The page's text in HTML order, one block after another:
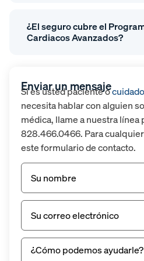
Enviar un mensaje
Si es usted paciente o
necesita hablar con alguien
médica, llame a nuestra línea
828.466.0466. Para
este formulario de contacto.
Nombre(Obligatorio)
Correo
electrónico(Obligatorio)
Sin
título(Obligatorio)
¿El seguro cubre el
Cardiacos Avanzados?